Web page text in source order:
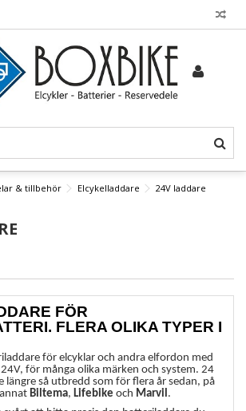
& tillbehör Elcykelladdare 24V laddare
FÖR
FLERA OLIKA TYPER I
för elcyklar och andra elfordon med
för många olika märken och system. 24
längre så utbredd som för flera år sedan, på
Biltema, Lifebike och Marvil .